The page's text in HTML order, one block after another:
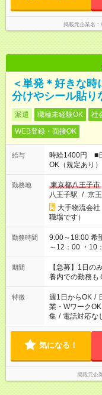
掲載元企業名
＜単発＊好きな
分けやシール貼り
派遣 職種未経験OK 社
WEB登録・面接OK
給与
時給1400円 ■
OK（規定あり）
勤務地
東京都八王子市
八王子駅 / 京
大手物流会
職場です）
勤務時間
9:00～18:00 希望の時間帯を選べます！ ＜シフト例＞ ・8：30
～12：00 ・10
22：00 ・22：
期間
【急募】1日
養内での勤務も
特徴 週1日からOK /
業・WワークOK
集 / 電話対応な
気になる！
掲載元企